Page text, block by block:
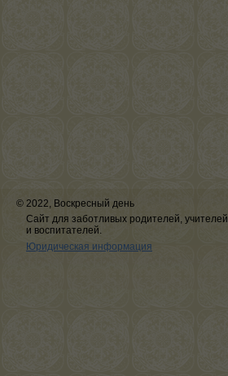
© 2022, Воскресный день
Сайт для заботливых родителей, учителей
и воспитателей.
Юридическая информация